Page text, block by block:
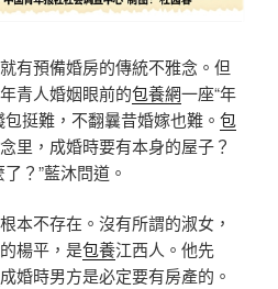
預備婚房的傳統不雅念。但
青人婚姻眼前的包養網一座“年
包挺難，不翻曩昔婚嫁也難。 包
里，成婚時要有本身的屋子？
？”藍沐問道。
不存在。沒有所謂的淑女，
楊平，是包養江西人。他先
成婚時男方是必定要有房產的。